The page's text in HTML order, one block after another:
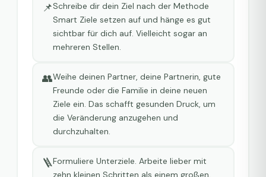
📌Schreibe dir dein Ziel nach der Methode
Smart Ziele setzen auf und hänge es gut
sichtbar für dich auf. Vielleicht sogar an
mehreren Stellen.
👥Weihe deinen Partner, deine Partnerin, gute
Freunde oder die Familie in deine neuen
Ziele ein. Das schafft gesunden Druck, um
die Veränderung anzugehen und
durchzuhalten.
🪜Formuliere Unterziele. Arbeite lieber mit
zehn kleinen Schritten als einem großen.